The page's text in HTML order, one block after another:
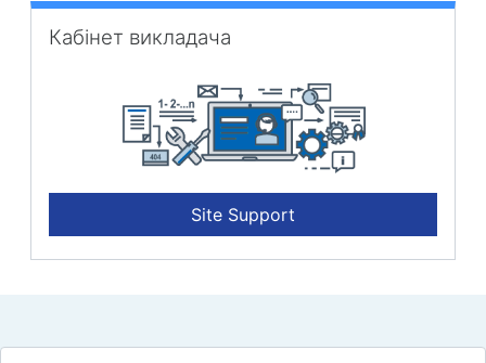
Кабінет викладача überspringen
Кабінет викладача
Site Support